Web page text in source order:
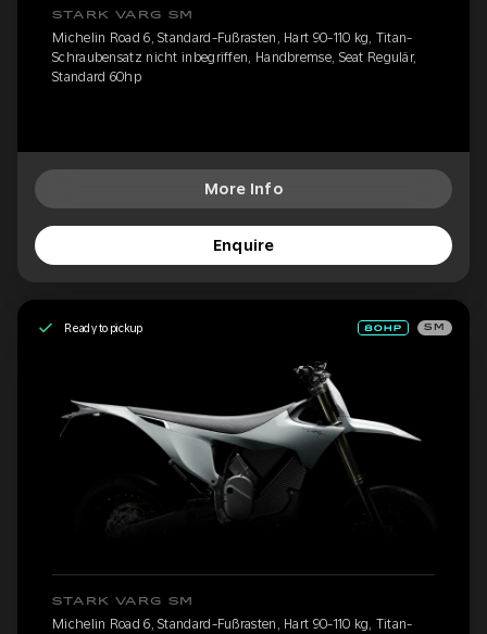
STARK VARG SM
Michelin Road 6, Standard-Fußrasten, Hart 90-110 kg, Titan-
Schraubensatz nicht inbegriffen, Handbremse, Seat Regulär,
Standard 60hp
More Info
Enquire
Ready to pickup SM
STARK VARG SM
Michelin Road 6, Standard-Fußrasten, Hart 90-110 kg, Titan-